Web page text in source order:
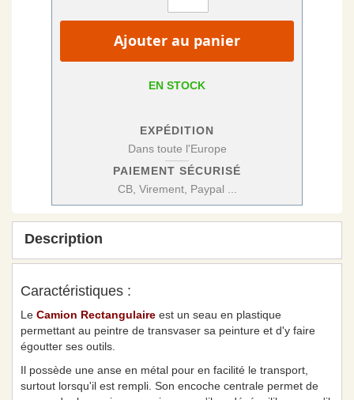
Ajouter au panier
EN STOCK
EXPÉDITION
Dans toute l'Europe
PAIEMENT SÉCURISÉ
CB, Virement, Paypal ...
Description
Caractéristiques :
Le Camion Rectangulaire est un seau en plastique
permettant au peintre de transvaser sa peinture et d'y faire
égoutter ses outils.
Il possède une anse en métal pour en facilité le transport,
surtout lorsqu'il est rempli. Son encoche centrale permet de